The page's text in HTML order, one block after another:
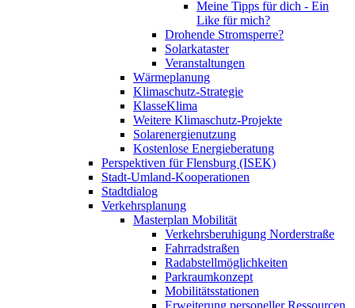
Meine Tipps für dich - Ein
Like für mich?
Drohende Stromsperre?
Solarkataster
Veranstaltungen
Wärmeplanung
Klimaschutz-Strategie
KlasseKlima
Weitere Klimaschutz-Projekte
Solarenergienutzung
Kostenlose Energieberatung
Perspektiven für Flensburg (ISEK)
Stadt-Umland-Kooperationen
Stadtdialog
Verkehrsplanung
Masterplan Mobilität
Verkehrsberuhigung Norderstraße
Fahrradstraßen
Radabstellmöglichkeiten
Parkraumkonzept
Mobilitätsstationen
Erweiterung personeller Ressourcen